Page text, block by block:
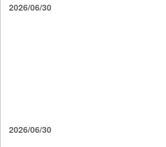
2026/06/30
2026/06/30